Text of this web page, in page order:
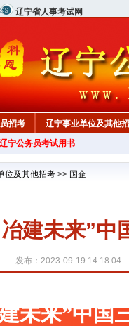
辽宁省人事考试网
招考 辽宁事业单位及其他
宁公务员考试用书
位及其他招考 >> 国企
冶建未来”
发布：2023-09-19 14:18:04
未来”中国